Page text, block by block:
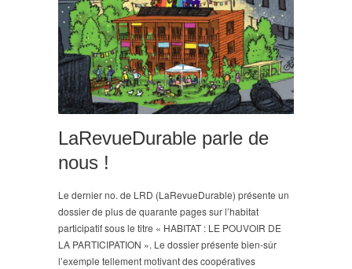
LaRevueDurable parle de
nous !
Le dernier no. de LRD (LaRevueDurable) présente un
dossier de plus de quarante pages sur l’habitat
participatif sous le titre « HABITAT : LE POUVOIR DE
LA PARTICIPATION ». Le dossier présente bien-sûr
l’exemple tellement motivant des coopératives